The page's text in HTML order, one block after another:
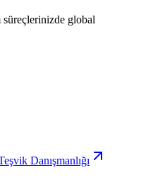
global
Danışmanlığı